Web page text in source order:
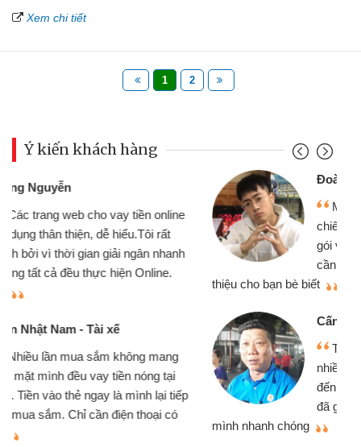
Xem chi tiết
1 2
Ý kiến khách hàng
Mình cần tiền gấp nên định cầm cố
chiếc xe wave nhưng thật may đã có
gói vay tiền bằng CMND online không
cần gặp mặt nên rất tiện lợi, sẽ giới
thiệu cho bạn bè biết
Cấn Văn Lực - Tạp hóa
Tôi kinh doanh buôn bán nhỏ lẻ
nhiều lúc cần vốn nhập hàng, nhờ biết
đến website qua bạn bè giới thiệu tôi
đã giải quyết được công việc của